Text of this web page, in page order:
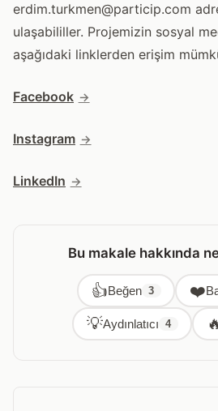
erdim.turkmen@particip.com
ulaşabililler. Projemizin sosyal
aşağıdaki linklerden erişim
Facebook
Instagram
LinkedIn
Bu makale hakkında
👍Beğen 3 ❤️
💡Aydınlatıcı 4